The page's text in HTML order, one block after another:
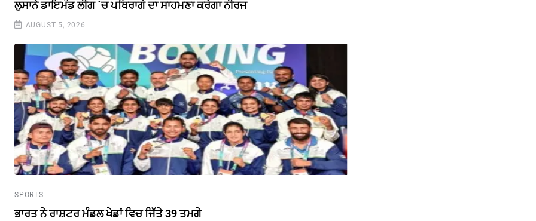
ਲੁਸਾਨੇ ਡਾਇਮੰਡ ਲੀਗ `ਚ ਪਥਿਰਾਗੇ ਦਾ ਸਾਹਮਣਾ ਕਰੇਗਾ ਨੀਰਜ
AUGUST 5, 2026
SPORTS
ਭਾਰਤ ਨੇ ਰਾਸ਼ਟਰ ਮੰਡਲ ਖੇਡਾਂ ਵਿਚ ਜਿੱਤੇ 39 ਤਮਗੇ